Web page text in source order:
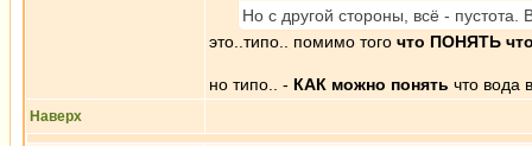
Но с другой стороны, всё - пустота.
это..типо.. помимо того что ПОНЯТЬ
но типо.. - КАК можно понять что вода
Наверх